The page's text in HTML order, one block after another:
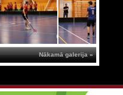
Nākamā galerija »